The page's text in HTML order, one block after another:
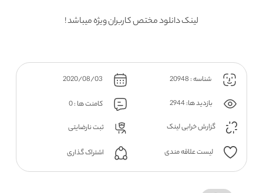
لینک دانلود مختص کاربران ویژه میباشد !
شناسه : 20948
بازدید ها: 2944
کامنت ها : 0
گزارش خرابی لینک
ثبت نارضایتی
لیست علاقه مندی اشتراک گذاری